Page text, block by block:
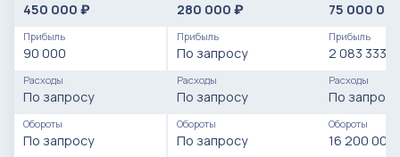
450 000 ₽
Прибыль
90 000
Расходы
По запросу
Обороты
По запросу
280 000 ₽
Прибыль
По запросу
Расходы
По запросу
Обороты
По запросу
75 000
Прибыль
2 083 333
Расходы
По запросу
Обороты
16 200 000